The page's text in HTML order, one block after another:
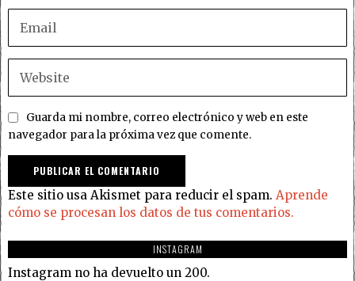
Guarda mi nombre, correo electrónico y web en este
navegador para la próxima vez que comente.
Este sitio usa Akismet para reducir el spam. Aprende
cómo se procesan los datos de tus comentarios.
INSTAGRAM
Instagram no ha devuelto un 200.